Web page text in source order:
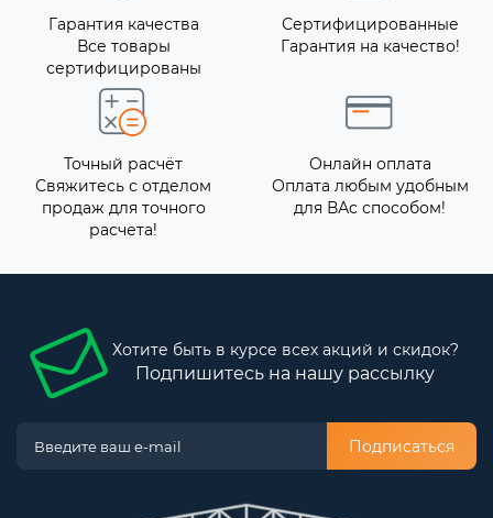
Гарантия качества
Все товары
сертифицированы
Сертифицированные
Гарантия на качество!
Точный расчёт
Свяжитесь с отделом
продаж для точного
расчета!
Онлайн оплата
Оплата любым удобным
для ВАс способом!
Хотите быть в курсе всех акций и скидок?
Подпишитесь на нашу рассылку
Подписаться